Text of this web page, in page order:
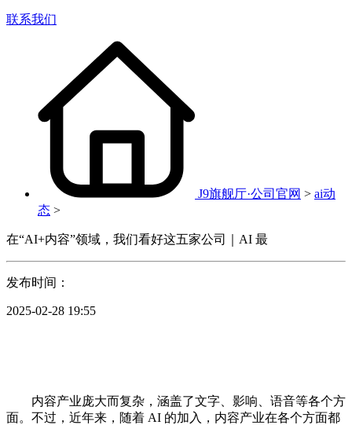
联系我们
J9旗舰厅·公司官网 > ai动
态 >
在“AI+内容”领域，我们看好这五家公司｜AI 最
发布时间：
2025-02-28 19:55
内容产业庞大而复杂，涵盖了文字、影响、语音等各个方
面。不过，近年来，随着 AI 的加入，内容产业在各个方面都